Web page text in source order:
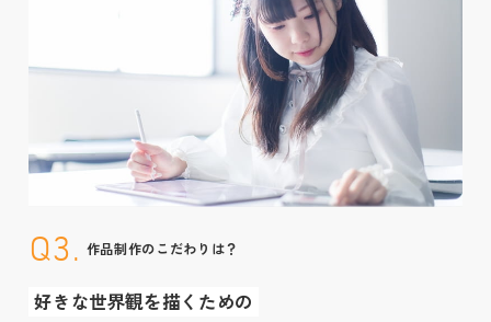
Q3. 作品制作のこだわりは？
好きな世界観を描くための